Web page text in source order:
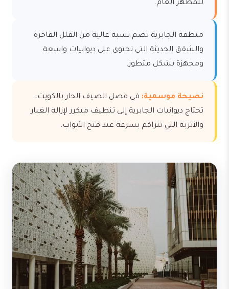
للمظهر العام.
منطقة الجابرية تضم نسبة عالية من الفلل الفاخرة
والشقق الحديثة التي تحتوي على ديوانيات واسعة
ومجهزة بشكل متطور.
نصيحة موسمية: في فصل الصيف الحار بالكويت،
تحتاج ديوانيات الجابرية إلى تنظيف متكرر لإزالة الغبار
والأتربة التي تتراكم بسرعة عند فتح الأبواب.